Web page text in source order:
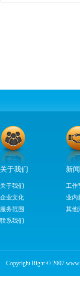
关于我们
关于我们
企业文化
服务范围
联系我们
新
工作
业内
其他
Copyright Right © 2007